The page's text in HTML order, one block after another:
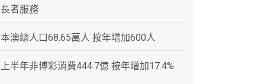
長者服務
本澳總人口68.65萬人 按年增加600人
上半年非博彩消費444.7億 按年增加17.4%